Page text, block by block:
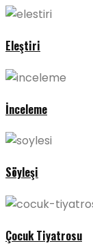
Eleştiri
İnceleme
Söyleşi
Çocuk Tiyatrosu